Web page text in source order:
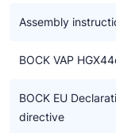
• Betrouwbaar en
• Goede
•
Belangrijke informatie
Assembly
BOCK VAP
BOCK EU
directive